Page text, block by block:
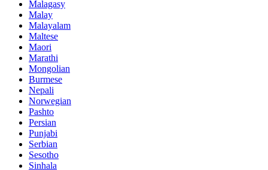
Malagasy
Malay
Malayalam
Maltese
Maori
Marathi
Mongolian
Burmese
Nepali
Norwegian
Pashto
Persian
Punjabi
Serbian
Sesotho
Sinhala